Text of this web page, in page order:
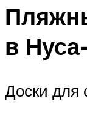
в
Доски для